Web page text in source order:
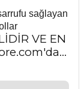
sağlayan
VE EN